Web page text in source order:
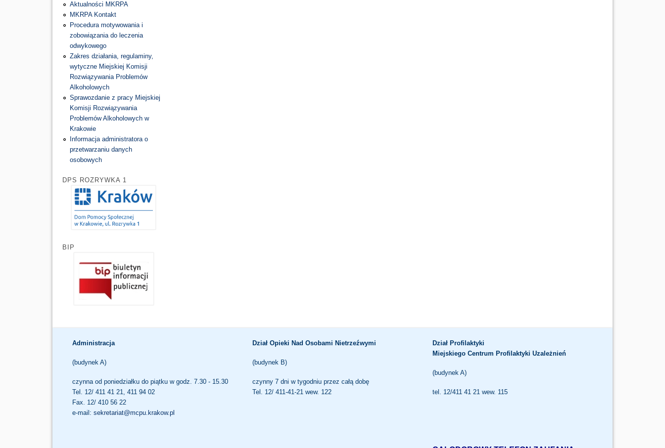
Aktualności MKRPA
MKRPA Kontakt
Procedura motywowania i
zobowiązania do leczenia
odwykowego
Zakres działania, regulaminy,
wytyczne Miejskiej Komisji
Rozwiązywania Problemów
Alkoholowych
Sprawozdanie z pracy Miejskiej
Komisji Rozwiązywania
Problemów Alkoholowych w
Krakowie
Informacja administratora o
przetwarzaniu danych
osobowych
DPS ROZRYWKA 1
BIP
Administracja
(budynek A)
czynna od poniedziałku do piątku w godz. 7.30 - 15.30
Tel. 12/ 411 41 21, 411 94 02
Fax. 12/ 410 56 22
e-mail: sekretariat@mcpu.krakow.pl
Dział Opieki Nad Osobami Nietrzeźwymi
(budynek B)
czynny 7 dni w tygodniu przez całą dobę
Tel. 12/ 411-41-21 wew. 122
Dział Profilaktyki
Miejskiego Centrum Profilaktyki Uzależnień
(budynek A)
tel. 12/411 41 21 wew. 115